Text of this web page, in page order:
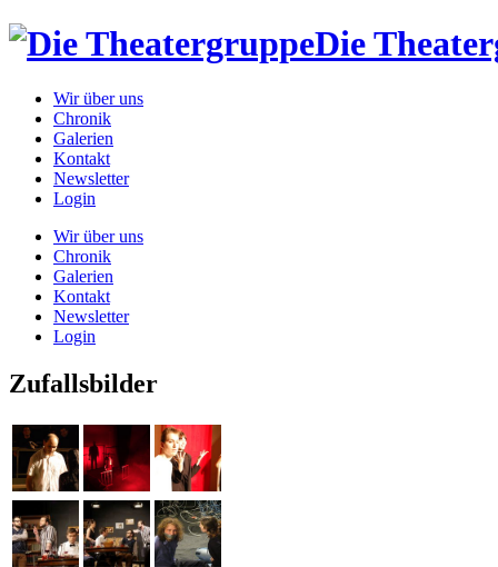
Die
Wir über uns
Chronik
Galerien
Kontakt
Newsletter
Login
Wir über uns
Chronik
Galerien
Kontakt
Newsletter
Login
Zufallsbilder